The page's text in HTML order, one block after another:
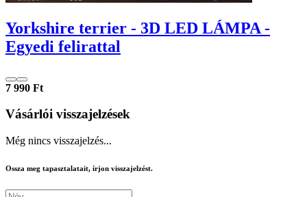
Yorkshire terrier - 3D LED LÁMPA -
Egyedi felirattal
7 990 Ft
Vásárlói visszajelzések
Még nincs visszajelzés...
Ossza meg tapasztalatait, írjon visszajelzést.